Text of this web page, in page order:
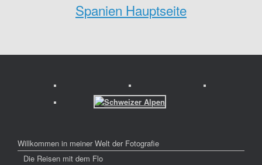
Spanien Hauptseite
Willkommen in meiner Welt der Fotografie
Die Reisen mit dem Flo